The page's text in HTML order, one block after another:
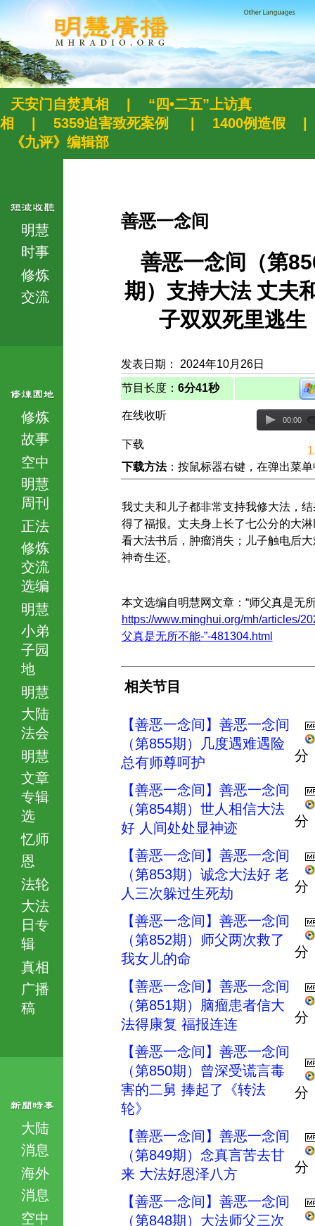
天安门自焚真相
“四•二五”上访真
相
5359迫害致死案例 1400例造假
《九评》编辑部
明慧
时事
修炼
交流
修炼
故事
空中
明慧
周刊
正法
修炼
交流
选编
明慧
小弟
子园
地
明慧
大陆
法会
明慧
文章
专辑
选
忆师
恩
法轮
大法
日专
辑
真相
广播
稿
大陆
消息
海外
消息
空中
善恶一念间
善恶一念间（第
期）支持大法 丈夫
子双双死里逃生
发表日期： 2024年10月26日
节目长度： 6分41秒
在线收听 00:00
下载
下载方法：按鼠标器右键，在弹出菜
我丈夫和儿子都非常支持我修大法，
得了福报。丈夫身上长了七公分的大
看大法书后，肿瘤消失；儿子触电后
神奇生还。
本文选编自明慧网文章：“师父真是无
https://www.minghui.org/mh/articles/
父真是无所不能-”-481304.html
相关节目
【善恶一念间】善恶一念间
（第855期）几度遇难遇险
总有师尊呵护
分
【善恶一念间】善恶一念间
（第854期）世人相信大法
好 人间处处显神迹
分
【善恶一念间】善恶一念间
（第853期）诚念大法好 老
人三次躲过生死劫
分
【善恶一念间】善恶一念间
（第852期）师父两次救了
我女儿的命
分
【善恶一念间】善恶一念间
（第851期）脑瘤患者信大
法得康复 福报连连
分
【善恶一念间】善恶一念间
（第850期）曾深受谎言毒
害的二舅 捧起了《转法
轮》
分
【善恶一念间】善恶一念间
（第849期）念真言苦去甘
来 大法好恩泽八方
分
【善恶一念间】善恶一念间
（第848期）大法师父三次